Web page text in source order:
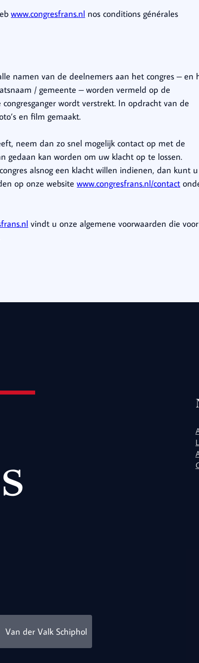
www.congresfrans.nl nos conditions générales
namen van de deelnemers aan het congres – en
/ gemeente – worden vermeld op de
wordt verstrekt. In opdracht van de
en film gemaakt.
neem dan zo snel mogelijk contact op met de
gedaan kan worden om uw klacht op te lossen.
alsnog een klacht willen indienen, dan kunt u
op onze website www.congresfrans.nl/contact
vindt u onze algemene voorwaarden die
Van der Valk Schiphol